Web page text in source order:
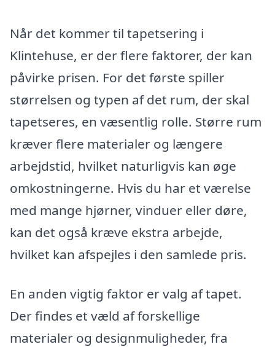
Når det kommer til tapetsering i
Klintehuse, er der flere faktorer, der kan
påvirke prisen. For det første spiller
størrelsen og typen af det rum, der skal
tapetseres, en væsentlig rolle. Større rum
kræver flere materialer og længere
arbejdstid, hvilket naturligvis kan øge
omkostningerne. Hvis du har et værelse
med mange hjørner, vinduer eller døre,
kan det også kræve ekstra arbejde,
hvilket kan afspejles i den samlede pris.
En anden vigtig faktor er valg af tapet.
Der findes et væld af forskellige
materialer og designmuligheder, fra